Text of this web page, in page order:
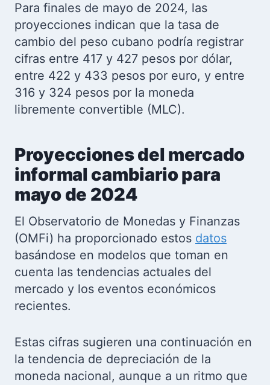
Para finales de mayo de 2024, las
proyecciones indican que la tasa de
cambio del peso cubano podría registrar
cifras entre 417 y 427 pesos por dólar,
entre 422 y 433 pesos por euro, y entre
316 y 324 pesos por la moneda
libremente convertible (MLC).
Proyecciones del mercado
informal cambiario para
mayo de 2024
El Observatorio de Monedas y Finanzas
(OMFi) ha proporcionado estos datos
basándose en modelos que toman en
cuenta las tendencias actuales del
mercado y los eventos económicos
recientes.
Estas cifras sugieren una continuación en
la tendencia de depreciación de la
moneda nacional, aunque a un ritmo que